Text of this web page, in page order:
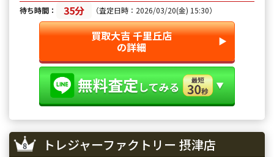
待ち時間： 35分 （査定日時：2026/03/20(金) 15:30）
買取大吉 千里丘店
の詳細 ▶︎
トレジャーファクトリー 摂津店